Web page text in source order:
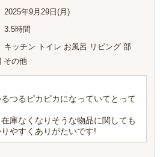
2025年9月29日(月)
3.5時間
キッチン トイレ お風呂 リビング 部
その他
つるピカピカになっていてとって
庫なくなりそうな物品に関しても
やすくありがたいです!